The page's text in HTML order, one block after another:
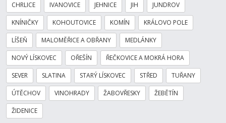
CHRLICE IVANOVICE JEHNICE JIH JUNDROV
KNÍNIČKY KOHOUTOVICE KOMÍN KRÁLOVO POLE
LÍŠEŇ MALOMĚŘICE A OBŘANY MEDLÁNKY
NOVÝ LÍSKOVEC OŘEŠÍN ŘEČKOVICE A MOKRÁ HORA
SEVER SLATINA STARÝ LÍSKOVEC STŘED TUŘANY
ÚTĚCHOV VINOHRADY ŽABOVŘESKY ŽEBĚTÍN
ŽIDENICE